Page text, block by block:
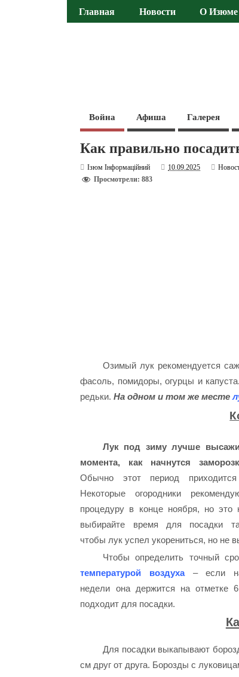
Главная Новости О Изюме
Война Афиша Галерея
Как правильно
Ізюм Інформаційний 10.09.2025
Просмотрели: 883
Озимый лук рекомендуется
фасоль, помидоры, огурцы и
редьки.На одном и том же месте
Лук под зиму лучше
момента, как начнутся
Обычно этот период
Некоторые огородники
процедуру в конце ноября, но это
выбирайте время для посадки
чтобы лук успел укорениться, но не
Чтобы определить точный
температурой воздуха– если на
недели она держится на отметке
подходит для посадки.
Для посадки выкапывают
см друг от друга. Борозды с